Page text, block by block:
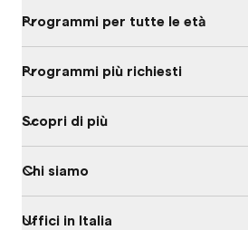
Programmi per tutte le età
Programmi più richiesti
Scopri di più
Chi siamo
Uffici in Italia